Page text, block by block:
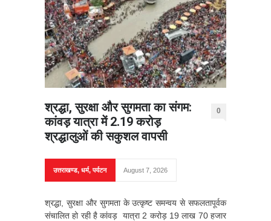
श्रद्धा, सुरक्षा और सुगमता का संगम:
कांवड़ यात्रा में 2.19 करोड़
श्रद्धालुओं की सकुशल वापसी
0
उत्तराखण्ड, धर्म,पर्यटन August 7, 2026
श्रद्धा, सुरक्षा और सुगमता के उत्कृष्ट समन्वय से सफलतापूर्वक
संचालित हो रही है कांवड़ यात्रा 2 करोड़ 19 लाख 70 हजार